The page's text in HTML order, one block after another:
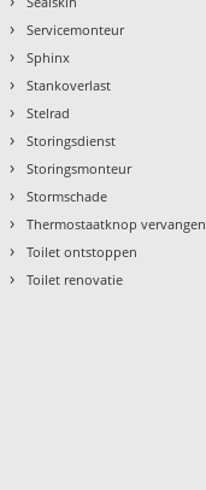
› Servicemonteur
› Sphinx
› Stankoverlast
› Stelrad
› Storingsdienst
› Storingsmonteur
› Stormschade
› Thermostaatknop vervangen
› Toilet ontstoppen
› Toilet renovatie